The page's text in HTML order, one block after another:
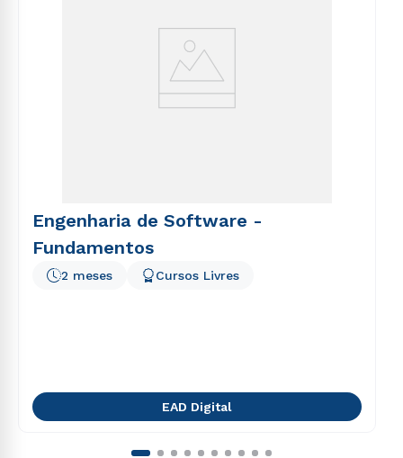
Engenharia de Software -
Fundamentos
2 meses Cursos Livres
EAD Digital